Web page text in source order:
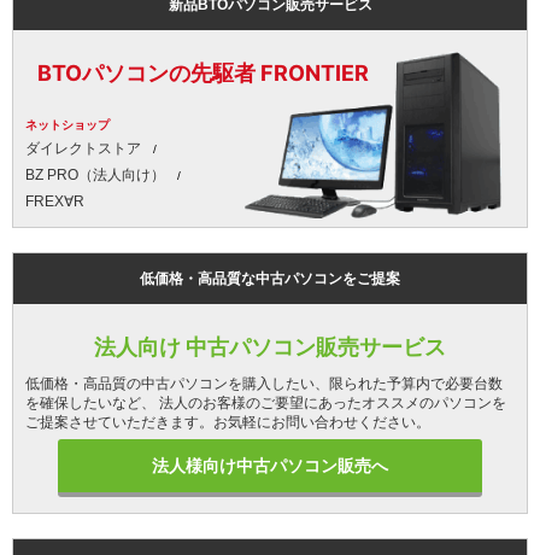
新品BTOパソコン販売サービス
BTOパソコンの先駆者 FRONTIER
ネットショップ
ダイレクトストア
BZ PRO（法人向け）
FREX∀R
低価格・高品質な中古パソコンをご提案
法人向け 中古パソコン販売サービス
低価格・高品質の中古パソコンを購入したい、限られた予算内で必要台数
を確保したいなど、 法人のお客様のご要望にあったオススメのパソコンを
ご提案させていただきます。お気軽にお問い合わせください。
法人様向け中古パソコン販売へ